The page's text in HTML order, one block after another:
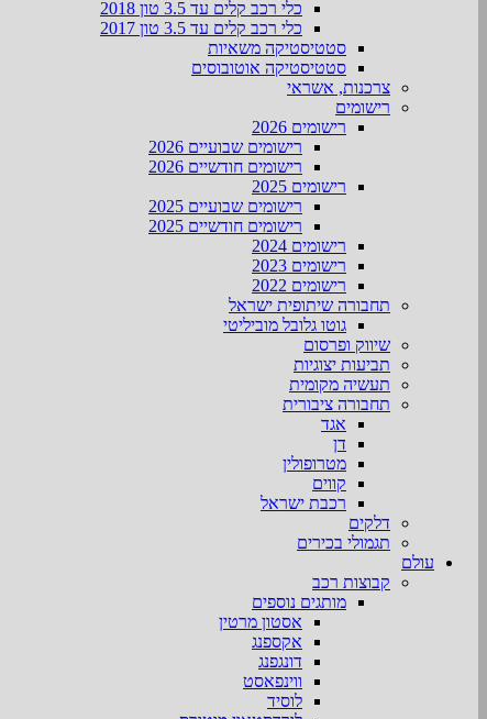
כלי רכב קלים עד 3.5 טון 2018
כלי רכב קלים עד 3.5 טון 2017
סטטיסטיקה משאיות
סטטיסטיקה אוטובוסים
צרכנות, אשראי
רישומים
רישומים 2026
רישומים שבועיים 2026
רישומים חודשיים 2026
רישומים 2025
רישומים שבועיים 2025
רישומים חודשיים 2025
רישומים 2024
רישומים 2023
רישומים 2022
תחבורה שיתופית ישראל
גוטו גלובל מוביליטי
שיווק ופרסום
תביעות יצוגיות
תעשיה מקומית
תחבורה ציבורית
אגד
דן
מטרופולין
קווים
רכבת ישראל
דלקים
תגמולי בכירים
עולם
קבוצות רכב
מותגים נוספים
אסטון מרטין
אקספנג
דונגפנג
ווינפאסט
לוסיד